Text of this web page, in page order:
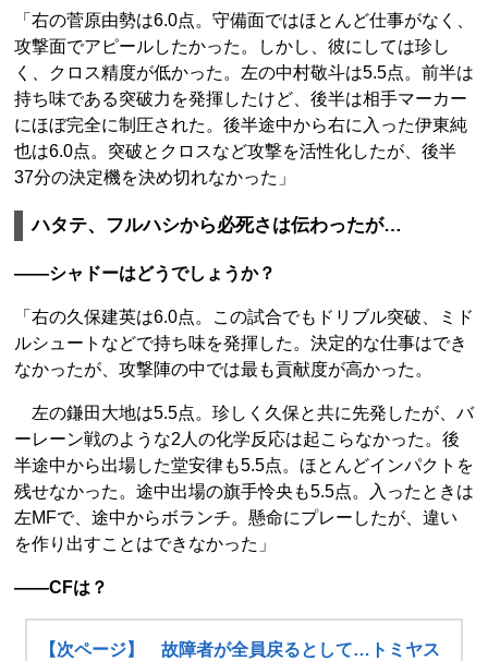
「右の菅原由勢は6.0点。守備面ではほとんど仕事がなく、
攻撃面でアピールしたかった。しかし、彼にしては珍し
く、クロス精度が低かった。左の中村敬斗は5.5点。前半は
持ち味である突破力を発揮したけど、後半は相手マーカー
にほぼ完全に制圧された。後半途中から右に入った伊東純
也は6.0点。突破とクロスなど攻撃を活性化したが、後半
37分の決定機を決め切れなかった」
ハタテ、フルハシから必死さは伝わったが…
――シャドーはどうでしょうか？
「右の久保建英は6.0点。この試合でもドリブル突破、ミド
ルシュートなどで持ち味を発揮した。決定的な仕事はでき
なかったが、攻撃陣の中では最も貢献度が高かった。
左の鎌田大地は5.5点。珍しく久保と共に先発したが、バ
ーレーン戦のような2人の化学反応は起こらなかった。後
半途中から出場した堂安律も5.5点。ほとんどインパクトを
残せなかった。途中出場の旗手怜央も5.5点。入ったときは
左MFで、途中からボランチ。懸命にプレーしたが、違い
を作り出すことはできなかった」
――CFは？
【次ページ】 故障者が全員戻るとして…トミヤス